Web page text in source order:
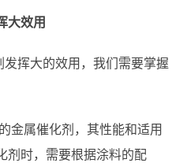
大效用
挥大的效用，我们需要掌握
金属催化剂，其性能和适用
剂时，需要根据涂料的配